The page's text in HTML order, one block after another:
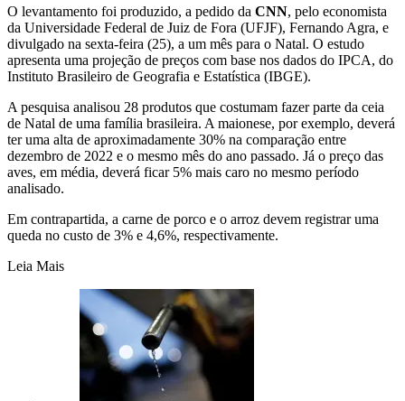
O levantamento foi produzido, a pedido da CNN, pelo economista
da Universidade Federal de Juiz de Fora (UFJF), Fernando Agra, e
divulgado na sexta-feira (25), a um mês para o Natal. O estudo
apresenta uma projeção de preços com base nos dados do IPCA, do
Instituto Brasileiro de Geografia e Estatística (IBGE).
A pesquisa analisou 28 produtos que costumam fazer parte da ceia
de Natal de uma família brasileira. A maionese, por exemplo, deverá
ter uma alta de aproximadamente 30% na comparação entre
dezembro de 2022 e o mesmo mês do ano passado. Já o preço das
aves, em média, deverá ficar 5% mais caro no mesmo período
analisado.
Em contrapartida, a carne de porco e o arroz devem registrar uma
queda no custo de 3% e 4,6%, respectivamente.
Leia Mais